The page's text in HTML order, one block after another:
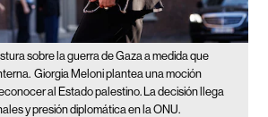
sobre la guerra de Gaza a medida que
Giorgia Meloni plantea una moción
al Estado palestino. La decisión llega
y presión diplomática en la ONU.